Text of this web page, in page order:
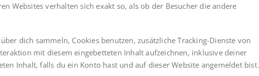
Websites verhalten sich exakt so, als ob der Besucher die andere
dich sammeln, Cookies benutzen, zusätzliche Tracking-Dienste von
mit diesem eingebetteten Inhalt aufzeichnen, inklusive deiner
Inhalt, falls du ein Konto hast und auf dieser Website angemeldet bist.